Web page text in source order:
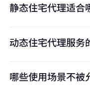
静态住宅代理适合
动态住宅代理服务
哪些使用场景不被